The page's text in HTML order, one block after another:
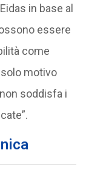
in base al
essere
come
motivo
soddisfa i